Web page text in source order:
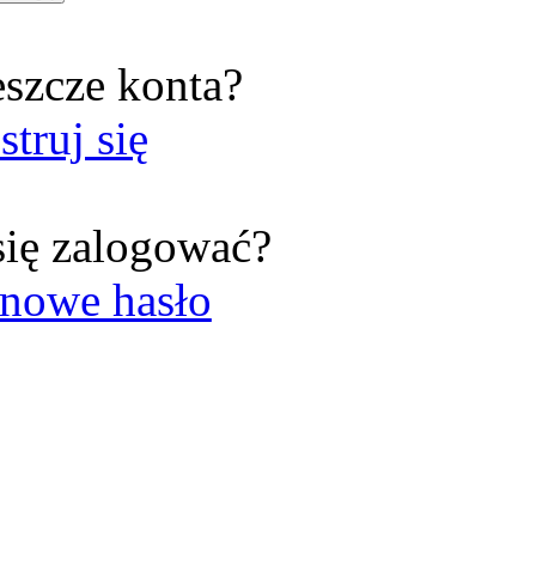
konta?
się
zalogować?
hasło